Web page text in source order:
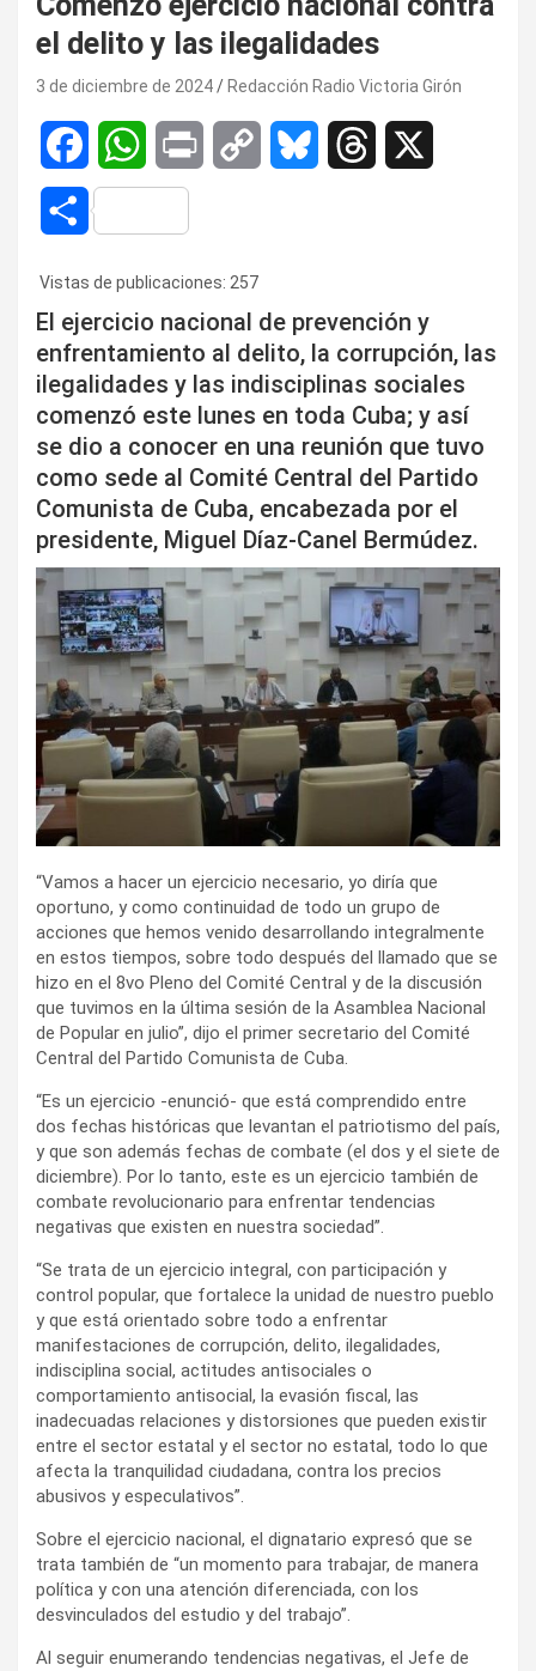
el delito y las ilegalidades
3 de diciembre de 2024 Redacción Radio Victoria Girón
a
c
e
b
o
k
h
a
t
s
A
p
n
t L
k
s
k
a
d
C
p
r
i
r
Vistas de publicaciones: 257
El ejercicio nacional de prevención y
enfrentamiento al delito, la corrupción, las
ilegalidades y las indisciplinas sociales
comenzó este lunes en toda Cuba; y así
se dio a conocer en una reunión que tuvo
como sede al Comité Central del Partido
Comunista de Cuba, encabezada por el
presidente, Miguel Díaz-Canel Bermúdez.
“Vamos a hacer un ejercicio necesario, yo diría que
oportuno, y como continuidad de todo un grupo de
acciones que hemos venido desarrollando integralmente
en estos tiempos, sobre todo después del llamado que se
hizo en el 8vo Pleno del Comité Central y de la discusión
que tuvimos en la última sesión de la Asamblea Nacional
de Popular en julio”, dijo el primer secretario del Comité
Central del Partido Comunista de Cuba.
“Es un ejercicio -enunció- que está comprendido entre
dos fechas históricas que levantan el patriotismo del país,
y que son además fechas de combate (el dos y el siete de
diciembre). Por lo tanto, este es un ejercicio también de
combate revolucionario para enfrentar tendencias
negativas que existen en nuestra sociedad”.
“Se trata de un ejercicio integral, con participación y
control popular, que fortalece la unidad de nuestro pueblo
y que está orientado sobre todo a enfrentar
manifestaciones de corrupción, delito, ilegalidades,
indisciplina social, actitudes antisociales o
comportamiento antisocial, la evasión fiscal, las
inadecuadas relaciones y distorsiones que pueden existir
entre el sector estatal y el sector no estatal, todo lo que
afecta la tranquilidad ciudadana, contra los precios
abusivos y especulativos”.
Sobre el ejercicio nacional, el dignatario expresó que se
trata también de “un momento para trabajar, de manera
política y con una atención diferenciada, con los
desvinculados del estudio y del trabajo”.
Al seguir enumerando tendencias negativas, el Jefe de